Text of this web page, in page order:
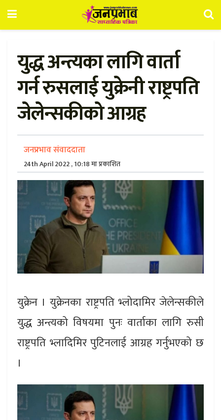
युद्ध अन्त्यका लागि वार्ता
गर्न रुसलाई युक्रेनी राष्ट्रपति
जेलेन्सकीको आग्रह
जनप्रभाव संवाददाता
24th April 2022 , 10:18 मा प्रकाशित
युक्रेन । युक्रेनका राष्ट्रपति भ्लोदामिर जेलेन्सकीले
युद्ध अन्त्यको विषयमा पुनः वार्ताका लागि रुसी
राष्ट्रपति भ्लादिमिर पुटिनलाई आग्रह गर्नुभएको छ
।